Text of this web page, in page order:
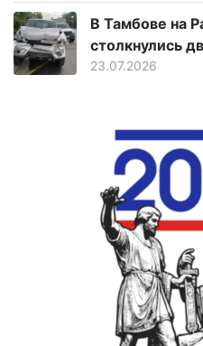
В Тамбове на
столкнулись
23.07.2026